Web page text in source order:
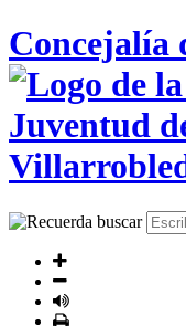
Concejalía